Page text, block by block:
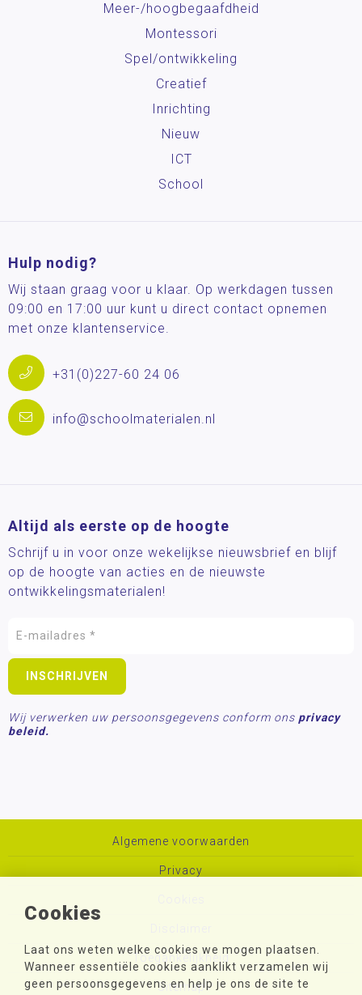
Cookies
Laat ons weten welke cookies we mogen plaatsen.
Wanneer essentiële cookies aanklikt verzamelen wij
geen persoonsgegevens en help je ons de site te
Meer-/hoog­begaafdheid
Montessori
Spel/ontwikkeling
Creatief
Inrichting
Nieuw
ICT
School
Hulp nodig?
Wij staan graag voor u klaar. Op werkdagen tussen
09:00 en 17:00 uur kunt u direct contact opnemen
met onze klantenservice.
+31(0)227-60 24 06
info@schoolmaterialen.nl
Altijd als eerste op de hoogte
Schrijf u in voor onze wekelijkse nieuwsbrief en blijf
op de hoogte van acties en de nieuwste
ontwikkelingsmaterialen!
Wij verwerken uw persoonsgegevens conform ons privacy
beleid.
Algemene voorwaarden
Privacy
Toegankelijkheid
Sitemap